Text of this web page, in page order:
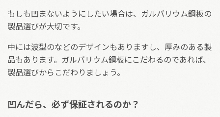
もしも凹まないようにしたい場合は、ガルバリウム鋼板の
製品選びが大切です。
中には波型のなどのデザインもありますし、厚みのある製
品もあります。ガルバリウム鋼板にこだわるのであれば、
製品選びからこだわりましょう。
凹んだら、必ず保証されるのか？